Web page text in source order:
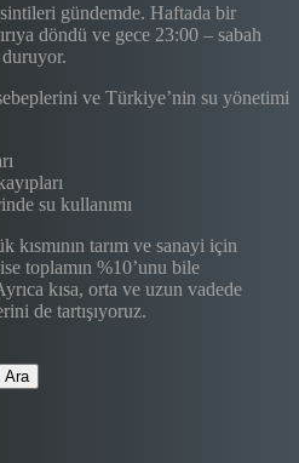
gündemde. Haftada bir
döndü ve gece 23:00 – sabah
duruyor.
ve Türkiye’nin su yönetimi
su kullanımı
tarım ve sanayi için
ise toplamın %10’unu bile
kısa, orta ve uzun vadede
de tartışıyoruz.